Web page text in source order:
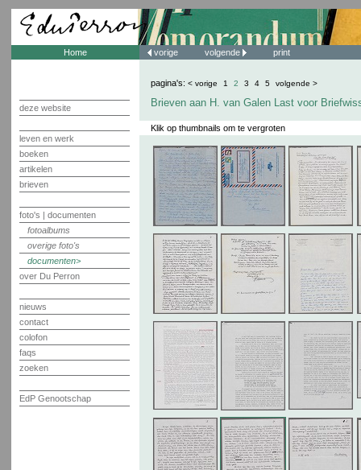
Home
deze website
leven en werk
boeken
artikelen
brieven
foto's | documenten
fotoalbums
overige foto's
documenten
over Du Perron
nieuws
contact
colofon
faqs
zoeken
EdP Genootschap
vorige volgende print
pagina's: < vorige 1 2 3 4 5 volgende >
Brieven aan H. van Galen Last voor
Klik op thumbnails om te vergroten